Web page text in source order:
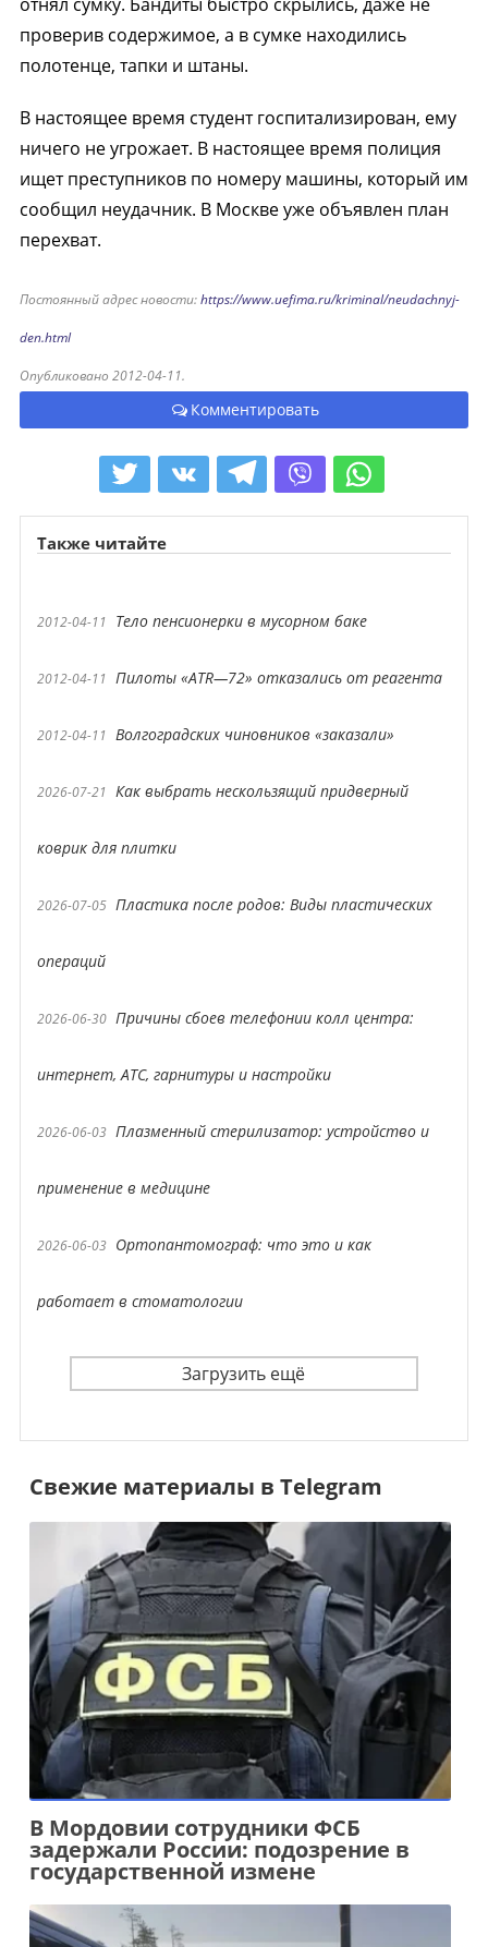
проверив содержимое, а в сумке находились
полотенце, тапки и штаны.
В настоящее время студент госпитализирован, ему
ничего не угрожает. В настоящее время полиция
ищет преступников по номеру машины, который им
сообщил неудачник. В Москве уже объявлен план
перехват.
Постоянный адрес новости:https://www.uefima.ru/kriminal/neudachnyj-
den.html
Опубликовано 2012-04-11.
Комментировать
Также читайте
2012-04-11 Тело пенсионерки в мусорном баке
2012-04-11 Пилоты «ATR—72» отказались от реагента
2012-04-11 Волгоградских чиновников «заказали»
2026-07-21 Как выбрать нескользящий придверный
коврик для плитки
2026-07-05 Пластика после родов: Виды пластических
операций
2026-06-30 Причины сбоев телефонии колл центра:
интернет, АТС, гарнитуры и настройки
2026-06-03 Плазменный стерилизатор: устройство и
применение в медицине
2026-06-03 Ортопантомограф: что это и как
работает в стоматологии
Загрузить ещё
Свежие материалы в Telegram
В Мордовии сотрудники ФСБ
задержали России: подозрение в
государственной измене